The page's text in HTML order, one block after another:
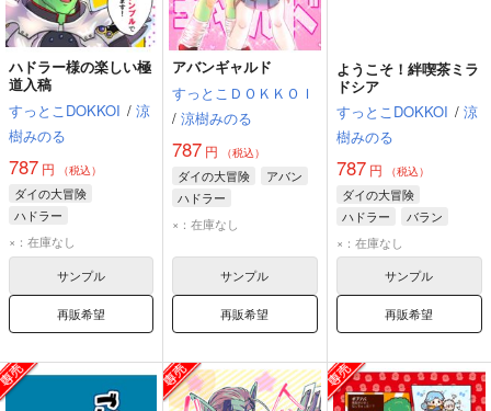
ハドラー様の楽しい極
道入稿
すっとこDOKKOI / 涼
樹みのる
787 円 （税込）
ダイの大冒険
ハドラー
ミストバーン
×：在庫なし
サンプル
再販希望
アバンギャルド
すっとこＤＯＫＫＯＩ
/ 涼樹みのる
787 円 （税込）
ダイの大冒険
アバン
ハドラー
ミストバーン
×：在庫なし
サンプル
再販希望
ようこそ！絆喫茶ミラ
ドシア
すっとこDOKKOI / 涼
樹みのる
787円 （税込）
ダイの大冒険
ハドラー
バラン
クロコダイン
×：在庫なし
サンプル
再販希望